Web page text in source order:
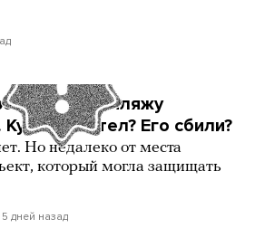
попал по пляжу
он летел? Его сбили?
Но недалеко от места
который могла защищать
5 дней назад